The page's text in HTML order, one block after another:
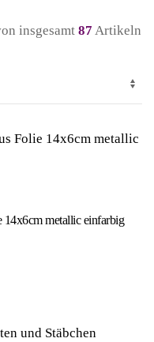
insgesamt 87 Artikeln
metallic einfarbig